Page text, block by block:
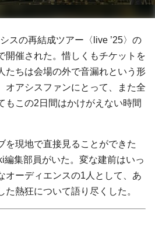
スの再結成ツアー〈live ’25〉の
開催された。惜しくもチケットを
たちは会場の外で音漏れという形
オアシスファンにとって、また全
もこの2日間はかけがえない時間
を現地で直接見ることができた
編集部員がいた。変な建前はいっ
オーディエンスの1人として、あ
熱狂について語り尽くした。